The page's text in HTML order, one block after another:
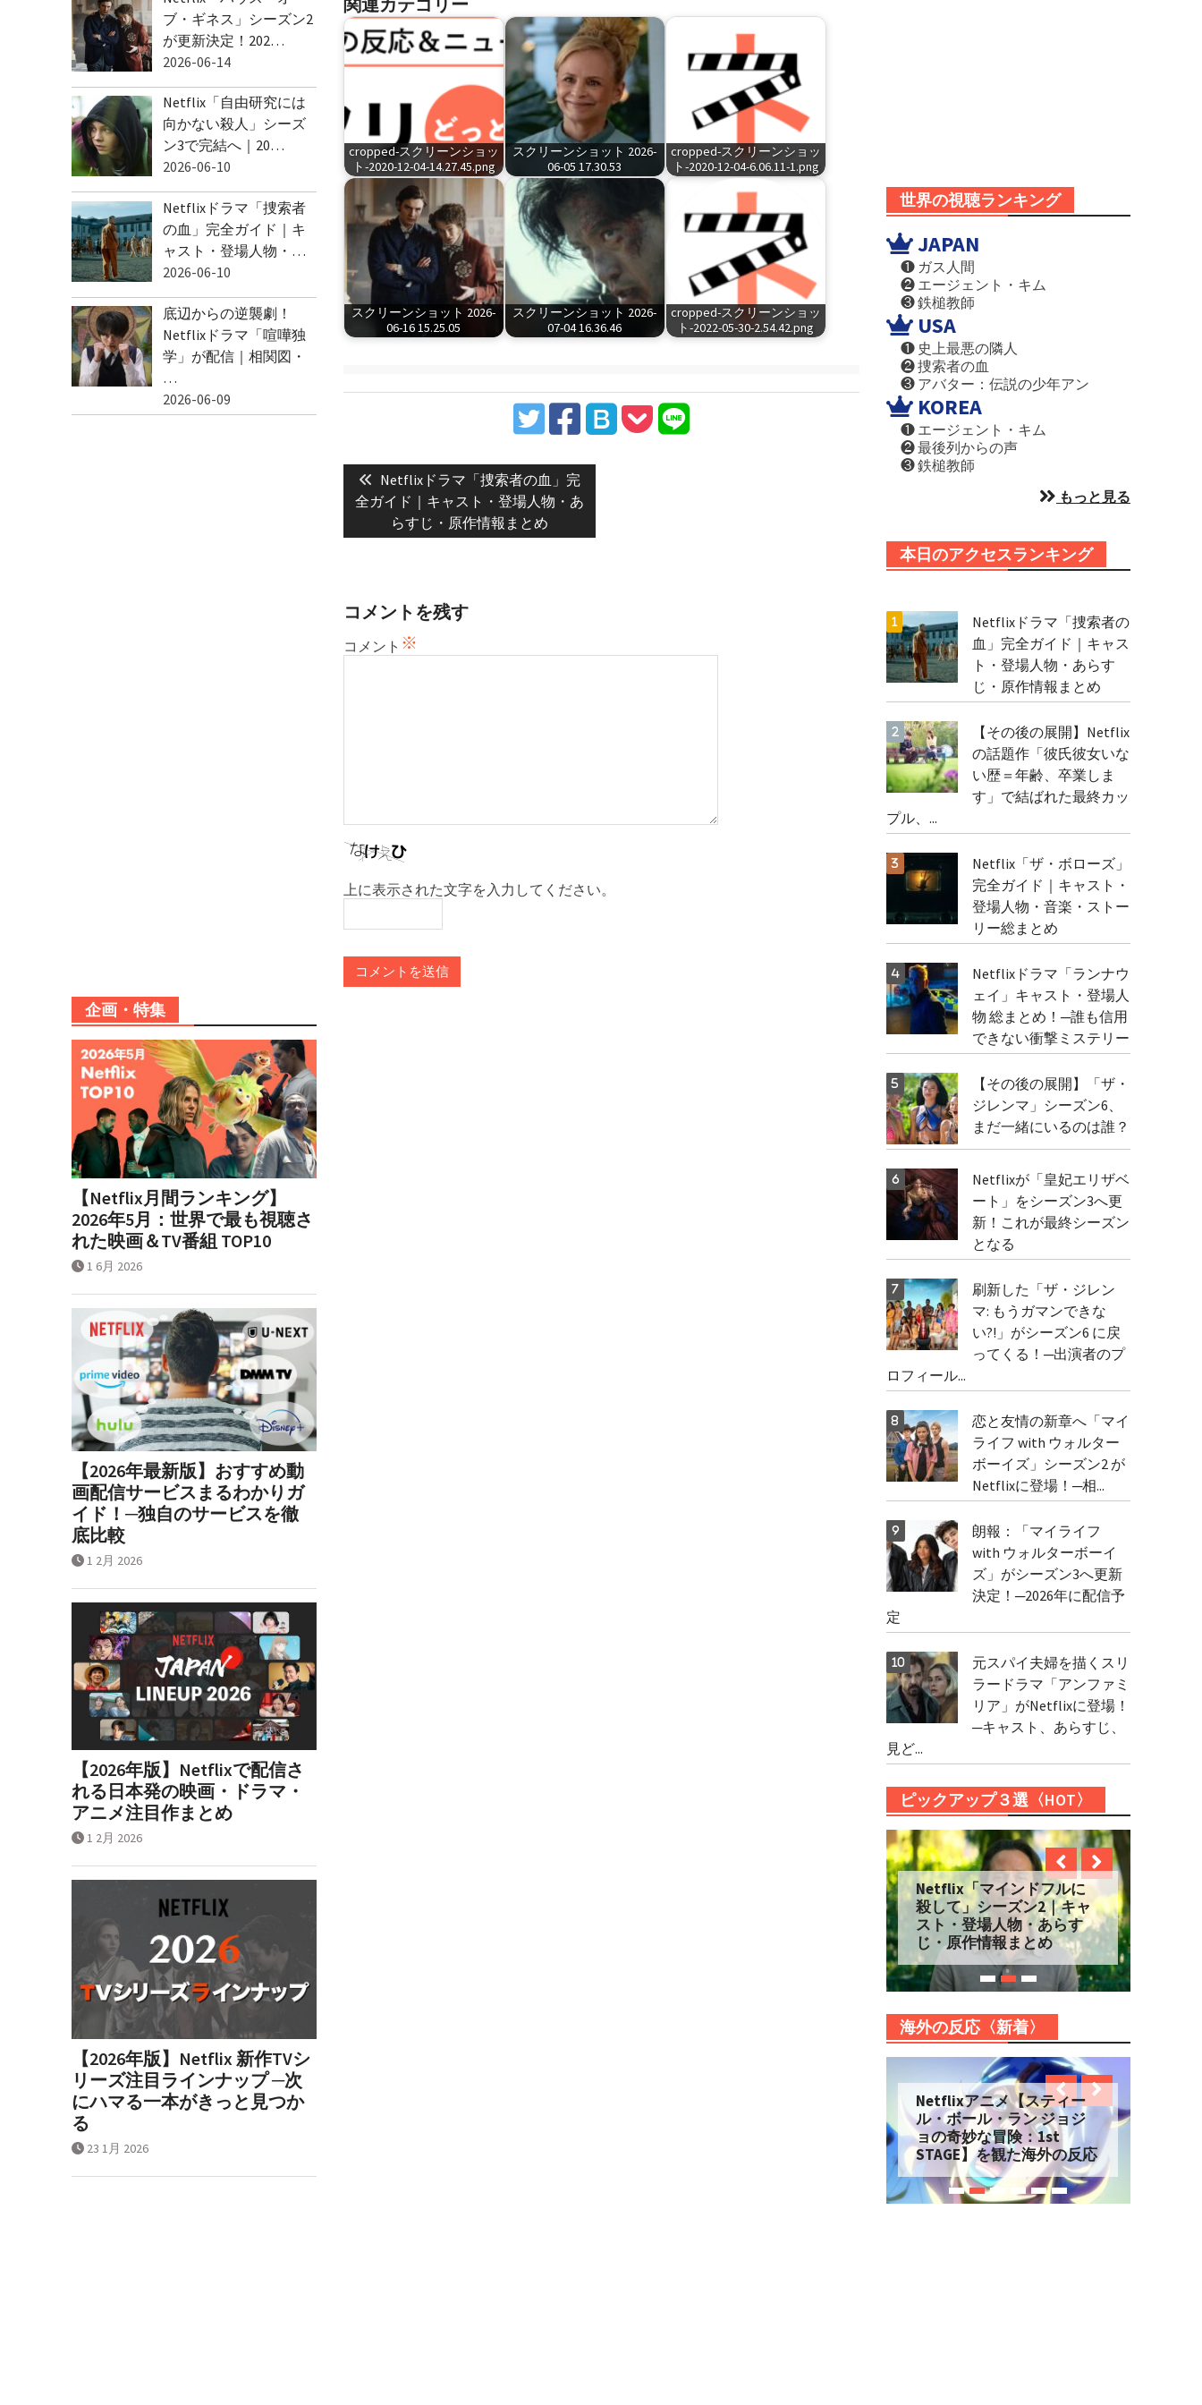
cropped-スクリーンショッ
ト-2020-12-04-14.27.45.png
スクリーンショット 2026-
06-05 17.30.53
cropped-スクリーンショッ
ト-2020-12-04-6.06.11-1.png
スクリーンショット 2026-
06-16 15.25.05
スクリーンショット 2026-
07-04 16.36.46
cropped-スクリーンショッ
ト-2022-05-30-2.54.42.png
投
稿
ナ
ビ
シ
ン
Previous
post:
Netflixドラマ「捜索者の血」完
全ガイド｜キャスト・登場人物・あ
らすじ・原作情報まとめ
コメントを残す
コメント ※
上に表示された文字を入力してください。
世界の視聴ランキング
JAPAN
❶ ガス人間
❷ エージェント・キム
❸ 鉄槌教師
USA
❶ 史上最悪の隣人
❷ 捜索者の血
❸ アバター：伝説の少年アン
KOREA
❶ エージェント・キム
❷ 最後列からの声
❸ 鉄槌教師
もっと見る
本日のアクセスランキング
Netflixドラマ「捜索者の
血」完全ガイド｜キャス
ト・登場人物・あらす
じ・原作情報まとめ
【その後の展開】Netflix
の話題作「彼氏彼女いな
い歴＝年齢、卒業しま
す」で結ばれた最終カッ
プル、...
Netflix「ザ・ボローズ」
完全ガイド｜キャスト・
登場人物・音楽・ストー
リー総まとめ
Netflixドラマ「ランナウ
ェイ」キャスト・登場人
物 総まとめ！─誰も信用
できない衝撃ミステリー
【その後の展開】「ザ・
ジレンマ」シーズン6、
まだ一緒にいるのは誰？
Netflixが「皇妃エリザベ
ート」をシーズン3へ更
新！これが最終シーズン
となる
刷新した「ザ・ジレン
マ: もうガマンできな
い?!」がシーズン6 に戻
ってくる！─出演者のプ
ロフィール...
恋と友情の新章へ「マイ
ライフ with ウォルター
ボーイズ」シーズン2 が
Netflixに登場！─相...
朗報：「マイライフ
with ウォルターボーイ
ズ」がシーズン3へ更新
決定！─2026年に配信予
定
元スパイ夫婦を描くスリ
ラードラマ「アンファミ
リア」がNetflixに登場！
─キャスト、あらすじ、
見ど...
ピックアップ３選〈HOT〉
Netflix「マインドフルに
殺して」シーズン2｜キャ
スト・登場人物・あらす
じ・原作情報まとめ
海外の反応〈新着〉
Netflixアニメ【スティー
ル・ボール・ラン ジョジ
ョの奇妙な冒険：1st
STAGE】を観た海外の反応
ブ・ギネス」シーズン2
が更新決定！202…
2026-06-14
Netflix「自由研究には
向かない殺人」シーズ
ン3で完結へ｜20…
2026-06-10
Netflixドラマ「捜索者
の血」完全ガイド｜キ
ャスト・登場人物・…
2026-06-10
底辺からの逆襲劇！
Netflixドラマ「喧嘩独
学」が配信｜相関図・
…
2026-06-09
企画・特集
【Netflix月間ランキング】
2026年5月：世界で最も視聴さ
れた映画＆TV番組 TOP10
1 6月 2026
【2026年最新版】おすすめ動
画配信サービスまるわかりガ
イド！─独自のサービスを徹
底比較
1 2月 2026
【2026年版】Netflixで配信さ
れる日本発の映画・ドラマ・
アニメ注目作まとめ
1 2月 2026
【2026年版】Netflix 新作TVシ
リーズ注目ラインナップ ─次
にハマる一本がきっと見つか
る
23 1月 2026